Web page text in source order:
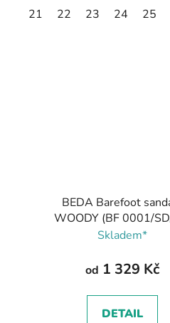
21 22 23 24 25
BEDA Barefoot
WOODY (BF 0001/
Skladem*
od 1 329 Kč
DETAIL